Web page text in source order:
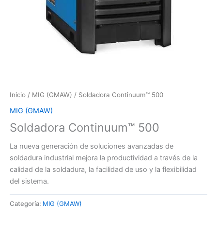
Inicio / MIG (GMAW) / Soldadora Continuum™ 500
MIG (GMAW)
Soldadora Continuum™ 500
La nueva generación de soluciones avanzadas de
soldadura industrial mejora la productividad a través de la
calidad de la soldadura, la facilidad de uso y la flexibilidad
del sistema.
Categoría: MIG (GMAW)